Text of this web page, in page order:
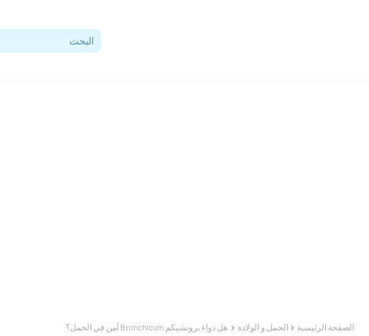
الصفحة الرئيسية الحمل و الولادة هل دواء برونشيكم Bronchicum آمن في الحمل؟